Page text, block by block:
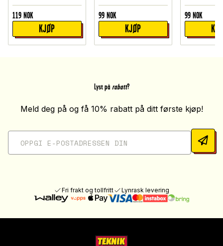
119 NOK
KJØP
99 NOK
KJØP
99 NOK
Lyst på rabatt?
Meld deg på og få 10% rabatt på ditt første kjøp!
Fri frakt og tollfritt Lynrask levering